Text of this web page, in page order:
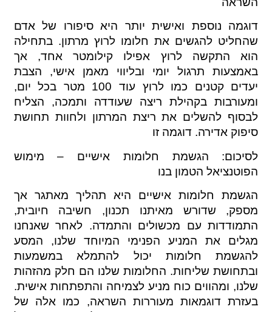
דוגמה נוספת ואישית יותר היא סיפורו של אדם
שהחליט להגשים את חלומו לרוץ מרתון. בתחילה
הוא התקשה לרוץ אפילו קילומטר אחד, אך
באמצעות תרגול יומי ובליווי מאמן אישי, הצבת
יעדים קטנים כמו לרוץ עוד 100 מטר בכל יום,
ומעורבות בקהילת ריצה שעודדה ותמכה, הצליח
לבסוף להשלים את ריצת המרתון ולחוות תחושת
סיפוק אדירה. דוגמה זו
לסיכום: הגשמת חלומות אישיים – מימוש
הפוטנציאל הטמון בנו
הגשמת חלומות אישיים היא תהליך מאתגר אך
מספק, שדורש מאיתנו תכנון, חשיבה חיובית,
התמודדות עם מכשולים והתמדה. לאחר שאנחנו
מגלים את המניע הפנימי המיוחד שלנו, המסע
להגשמת חלומות יכול להתמלא במשמעות
ובתחושת שליחות. החלומות שלנו הם חלק מהזהות
שלנו, ומהווים כוח מניע לצמיחה והתפתחות אישית.
בעזרת דוגמאות מעוררות השראה, כמו אלה של